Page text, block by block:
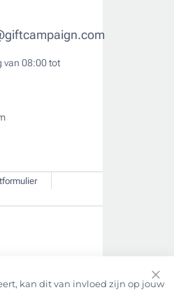
van 08:00 tot
kan dit van invloed zijn op jouw